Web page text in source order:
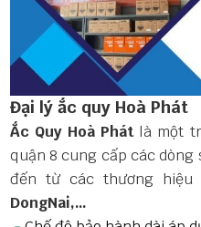
Đại lý ắc quy Hoà Phát
Ắc Quy Hoà Phátlà một
quận 8 cung cấp các
đến từ các thương hiệu
DongNai,…